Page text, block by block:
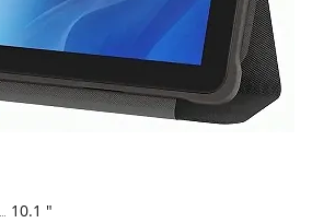
10.1 "